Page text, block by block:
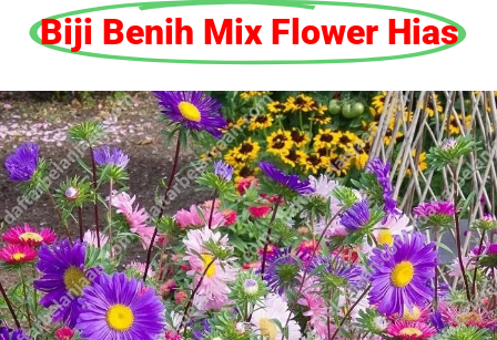
Biji Benih Mix Flower Hias